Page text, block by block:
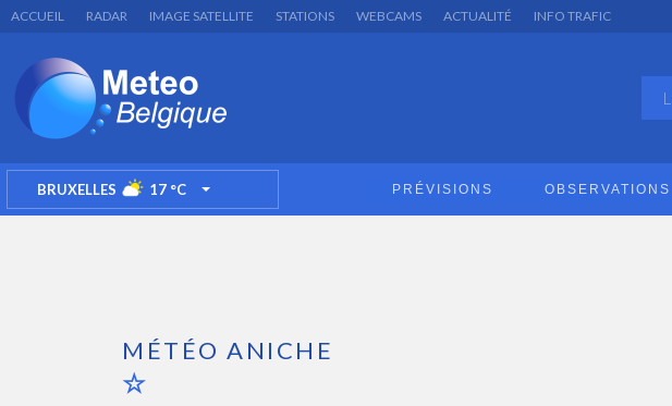
ACCUEIL RADAR IMAGE SATELLITE STATIONS WEBCAMS ACTUALITÉ INFO TRAFIC
BRUXELLES 17°C TOGGLE DROPDOWN PRÉVISIONS OBSERVATIONS
MÉTÉO ANICHE